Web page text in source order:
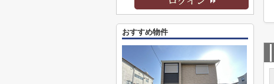
おすすめ物件